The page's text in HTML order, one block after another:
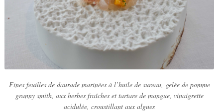
Fines feuilles de daurade marinées à l’huile de sureau, gelée de pomme
granny smith, aux herbes fraîches et tartare de mangue, vinaigrette
acidulée, croustillant aux algues